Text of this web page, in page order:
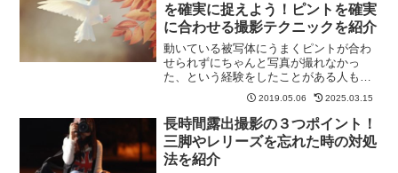
を確実に捉えよう！ピントを確実
に合わせる撮影テクニックを紹介
動いている被写体にうまくピントが合わ
せられずにちゃんと写真が撮れなかっ
た、という経験をしたことがある人も多
いのではないでしょうか？運動会や飛ん
でいる鳥、動物や電車などの走っている
被写体を撮る機会も多いと思いますが、
動いている被写体を撮影する...
2019.05.06 2025.03.15
長時間露出撮影の３つポイント！
三脚やレリーズを忘れた時の対処
法を紹介